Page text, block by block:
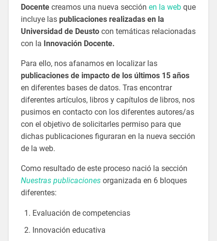
Docentecreamos una nueva sección en la webque
incluye las publicaciones realizadas en la
Universidad de Deustocon temáticas relacionadas
con la Innovación Docente.
Para ello, nos afanamos en localizar las
publicaciones de impacto de los últimos 15 años
en diferentes bases de datos. Tras encontrar
diferentes artículos, libros y capítulos de libros, nos
pusimos en contacto con los diferentes autores/as
con el objetivo de solicitarles permiso para que
dichas publicaciones figuraran en la nueva sección
de la web.
Como resultado de este proceso nació la sección
Nuestras publicaciones organizada en 6 bloques
diferentes:
Evaluación de competencias
Innovación educativa